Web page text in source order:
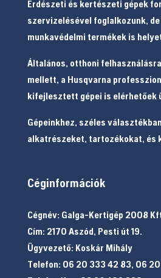
Erdészeti és kertészeti gépek
szervizelésével foglalkozunk,
munkavédelmi termékek is
Általános, otthoni
mellett, a Husqvarna
kifejlesztett gépei is elérhetőek
Gépeinkhez, széles
alkatrészeket, tartozékokat, és
Céginformációk
Cégnév: Galga-Kertigép 2008
Cím: 2170 Aszód, Pesti út 19.
Ügyvezető: Koskár Mihály
Telefon: 06 20 333 42 83, 06 20